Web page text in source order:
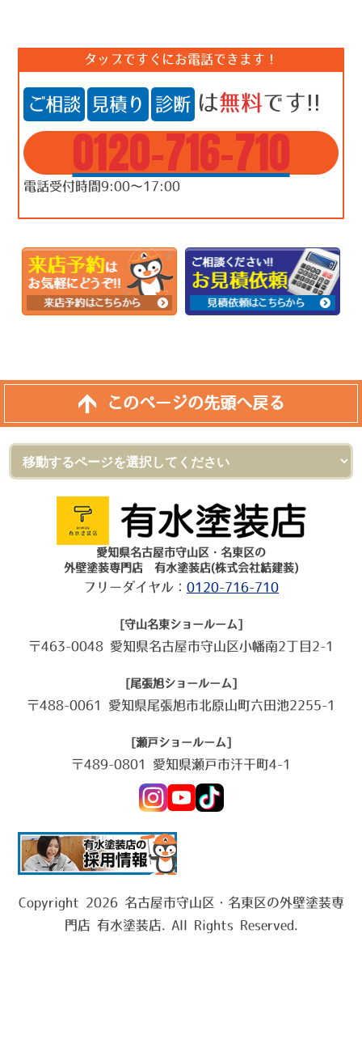
タップですぐにお電話できます！
ご相談 見積り 診断 は無料です!!
0120-716-710
電話受付時間9:00～17:00
このページの先頭へ戻る
愛知県名古屋市守山区・名東区の
外壁塗装専門店 有水塗装店(株式会社結建装)
フリーダイヤル： 0120-716-710
[守山名東ショールーム]
〒463-0048 愛知県名古屋市守山区小幡南2丁目2-1
[尾張旭ショールーム]
〒488-0061 愛知県尾張旭市北原山町六田池2255-1
[瀬戸ショールーム]
〒489-0801 愛知県瀬戸市汗干町4-1
Copyright 2026 名古屋市守山区・名東区の外壁塗装専
門店 有水塗装店. All Rights Reserved.